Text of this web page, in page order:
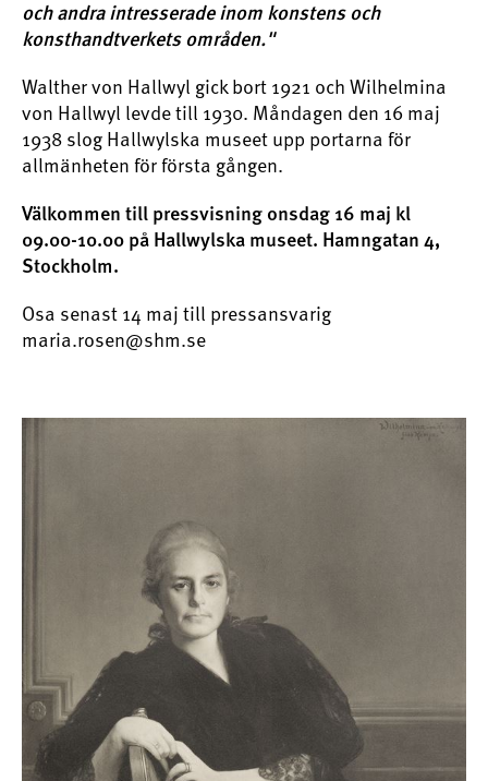
och andra intresserade inom konstens och
konsthandtverkets områden."
Walther von Hallwyl gick bort 1921 och Wilhelmina
von Hallwyl levde till 1930. Måndagen den 16 maj
1938 slog Hallwylska museet upp portarna för
allmänheten för första gången.
Välkommen till pressvisning onsdag 16 maj kl
09.00-10.00 på Hallwylska museet. Hamngatan 4,
Stockholm.
Osa senast 14 maj till pressansvarig
maria.rosen@shm.se